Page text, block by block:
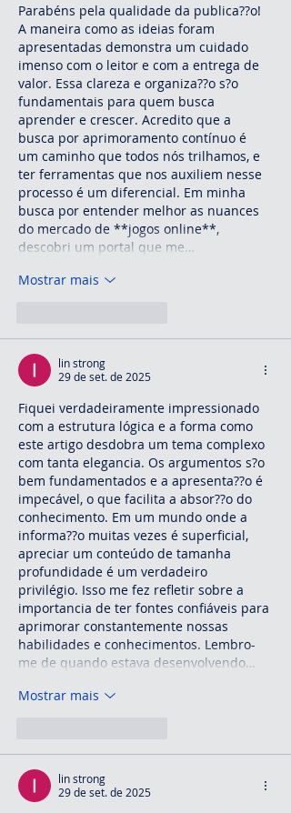
Parabéns pela qualidade da publica??o!
A maneira como as ideias foram
apresentadas demonstra um cuidado
imenso com o leitor e com a entrega de
valor. Essa clareza e organiza??o s?o
fundamentais para quem busca
aprender e crescer. Acredito que a
busca por aprimoramento contínuo é
um caminho que todos nós trilhamos, e
ter ferramentas que nos auxiliem nesse
processo é um diferencial. Em minha
busca por entender melhor as nuances
do mercado de **jogos online**,
descobri um portal que me…
Mostrar mais
lin strong
29 de set. de 2025
Fiquei verdadeiramente impressionado
com a estrutura lógica e a forma como
este artigo desdobra um tema complexo
com tanta elegancia. Os argumentos s?o
bem fundamentados e a apresenta??o é
impecável, o que facilita a absor??o do
conhecimento. Em um mundo onde a
informa??o muitas vezes é superficial,
apreciar um conteúdo de tamanha
profundidade é um verdadeiro
privilégio. Isso me fez refletir sobre a
importancia de ter fontes confiáveis para
aprimorar constantemente nossas
habilidades e conhecimentos. Lembro-
me de quando estava desenvolvendo…
Mostrar mais
lin strong
29 de set. de 2025